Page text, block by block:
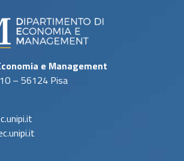
e Management
– 56124 Pisa